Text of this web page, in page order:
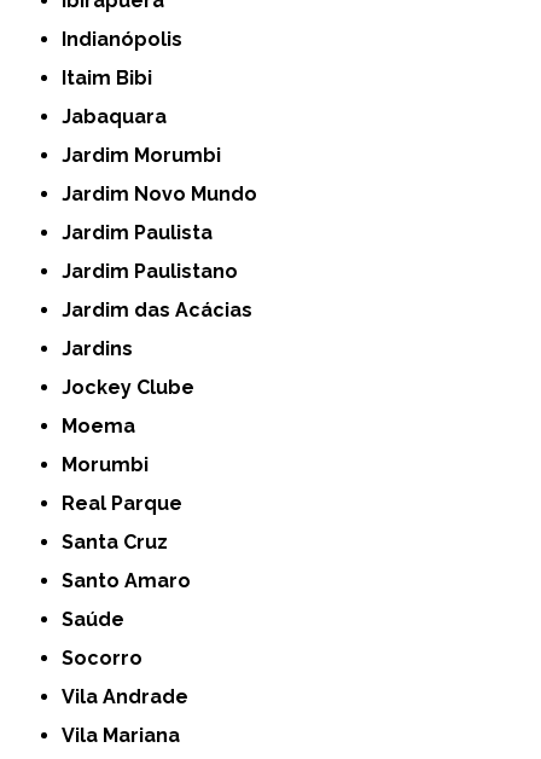
Indianópolis
Itaim Bibi
Jabaquara
Jardim Morumbi
Jardim Novo Mundo
Jardim Paulista
Jardim Paulistano
Jardim das Acácias
Jardins
Jockey Clube
Moema
Morumbi
Real Parque
Santa Cruz
Santo Amaro
Saúde
Socorro
Vila Andrade
Vila Mariana